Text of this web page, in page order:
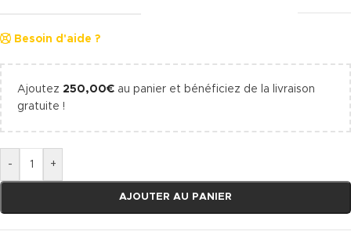
Besoin d'aide ?
Ajoutez 250,00€ au panier et bénéficiez de la livraison
gratuite !
- +
AJOUTER AU PANIER